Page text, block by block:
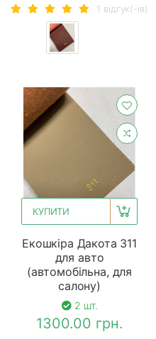
1 вiдгук(-iв)
КУПИТИ
Екошкіра Дакота 311
для авто
(автомобільна, для
салону)
2 шт.
1300.00 грн.